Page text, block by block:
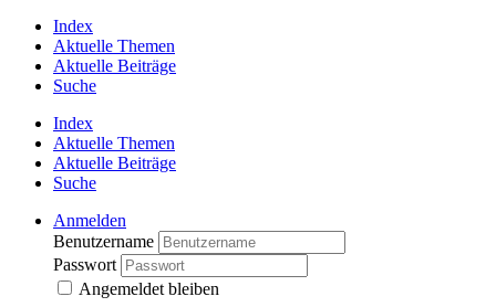
Index
Aktuelle Themen
Aktuelle Beiträge
Suche
Index
Aktuelle Themen
Aktuelle Beiträge
Suche
Anmelden
Benutzername
Passwort
Angemeldet bleiben